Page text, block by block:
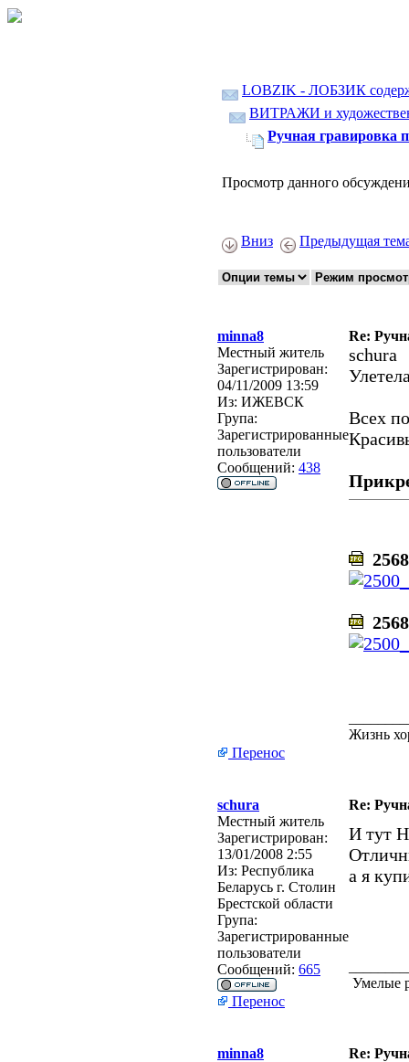
LOBZIK - ЛОБЗИК
ВИТРАЖИ и
Ручная гравировка
Просмотр данного
Вниз Предыдущая
minna8
Re:
Местный житель
Зарегистрирован:
04/11/2009 13:59
Из: ИЖЕВСК
Група:
Зарегистрированные
пользователи
Сообщений: 438
schura
Всех
Жизнь
Перенос
schura
Re:
Местный житель
Зарегистрирован:
13/01/2008 2:55
Из: Республика
Беларусь г. Столин
Брестской области
Група:
Зарегистрированные
пользователи
Сообщений: 665
И тут
а я
Умелые
Перенос
minna8
Re: